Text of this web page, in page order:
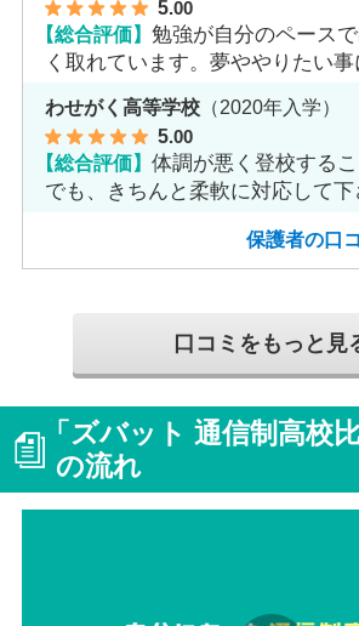
5.00
【総合評価】勉強が自分のペース
く取れています。夢ややりたい
で良いと思います。
わせがく高等学校 （2020年入学）
5.00
【総合評価】体調が悪く登校する
でも、きちんと柔軟に対応して
保護者の口
口コミをもっと見
「ズバット 通信制高校
の流れ